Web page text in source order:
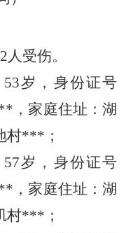
受伤。
岁，身份证号
家庭住址：湖
村***；
岁，身份证号
家庭住址：湖
村***；